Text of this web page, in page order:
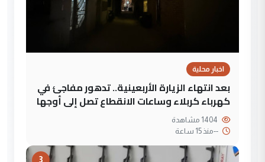
اخبار محلية
بعد انتهاء الزيارة الأربعينية.. تدهور مفاجئ في
كهرباء كربلاء وساعات الانقطاع تصل إلى أوجها
--منذ 15 ساعة
3